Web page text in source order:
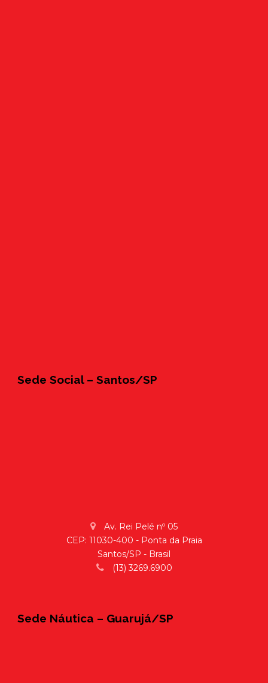
Sede Social – Santos/SP
Av. Rei Pelé nº 05
CEP: 11030-400 - Ponta da Praia
Santos/SP - Brasil
(13) 3269.6900
Sede Náutica – Guarujá/SP